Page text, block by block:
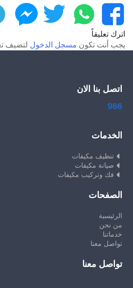
فيسبوك
واتساب تويتر
اترك تعليقاً
يجب أنت تكون مسجل الدخول لتضيف
اتصل بنا الان
966
الخدمات
تنظيف مكيفات
صيانة مكيفات
فك وتركيب مكيفات
الصفحات
الرئيسية
من نحن
خدماتنا
تواصل معنا
تواصل معنا